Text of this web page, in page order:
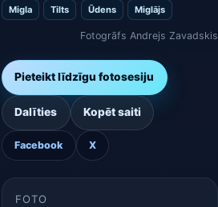
Migla Tilts Ūdens Miglājs
Fotogrāfs Andrejs Zavadskis
Pieteikt līdzīgu fotosesiju
Dalīties Kopēt saiti
Facebook X
FOTO